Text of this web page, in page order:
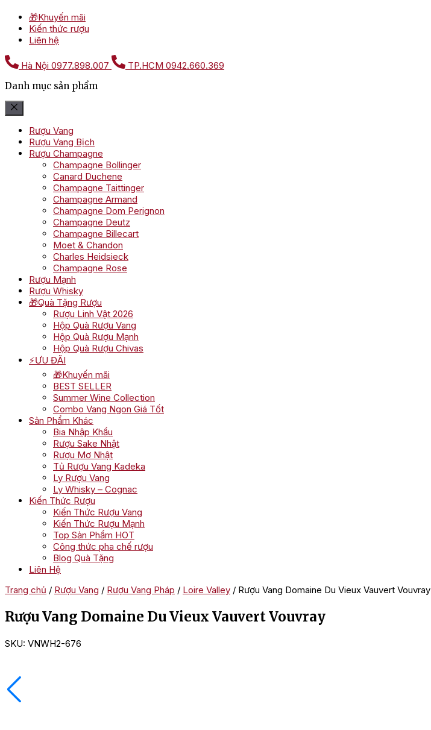
🎁Khuyến mãi
Kiến thức rượu
Liên hệ
Hà Nội 0977.898.007 TP.HCM 0942.660.369
Danh mục sản phẩm
Rượu Vang
Rượu Vang Bịch
Rượu Champagne
Champagne Bollinger
Canard Duchene
Champagne Taittinger
Champagne Armand
Champagne Dom Perignon
Champagne Deutz
Champagne Billecart
Moet & Chandon
Charles Heidsieck
Champagne Rose
Rượu Mạnh
Rượu Whisky
🎁Quà Tặng Rượu
Rượu Linh Vật 2026
Hộp Quà Rượu Vang
Hộp Quà Rượu Mạnh
Hộp Quà Rượu Chivas
⚡ƯU ĐÃI
🎁Khuyến mãi
BEST SELLER
Summer Wine Collection
Combo Vang Ngon Giá Tốt
Sản Phẩm Khác
Bia Nhập Khẩu
Rượu Sake Nhật
Rượu Mơ Nhật
Tủ Rượu Vang Kadeka
Ly Rượu Vang
Ly Whisky – Cognac
Kiến Thức Rượu
Kiến Thức Rượu Vang
Kiến Thức Rượu Mạnh
Top Sản Phẩm HOT
Công thức pha chế rượu
Blog Quà Tặng
Liên Hệ
Trang chủ / Rượu Vang / Rượu Vang Pháp / Loire Valley / Rượu Vang Domaine Du Vieux Vauvert Vouvray
Rượu Vang Domaine Du Vieux Vauvert Vouvray
SKU: VNWH2-676